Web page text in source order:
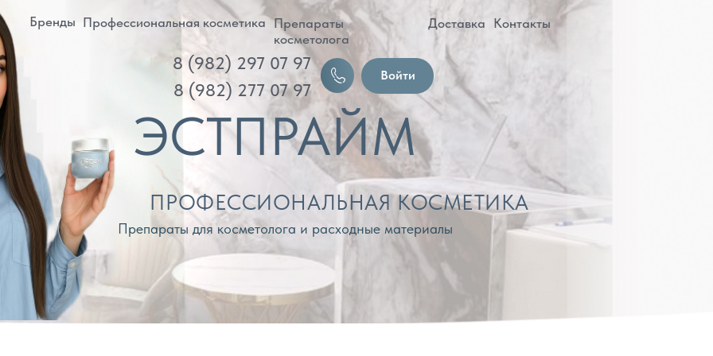
ЭСТПРАЙМ
Препараты для косметолога и расходные материалы
8 (982) 297 07 97
ПРОФЕССИОНАЛЬНАЯ КОСМЕТИКА
Профессиональная косметика Препараты
Контакты
Доставка
8 (982) 277 07 97
Войти